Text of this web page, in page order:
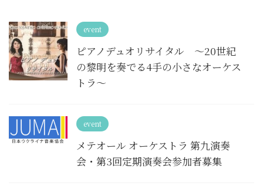
event
ピアノデュオリサイタル 〜20世紀
の黎明を奏でる4手の小さなオーケス
トラ〜
event
メテオール オーケストラ 第九演奏
会・第3回定期演奏会参加者募集